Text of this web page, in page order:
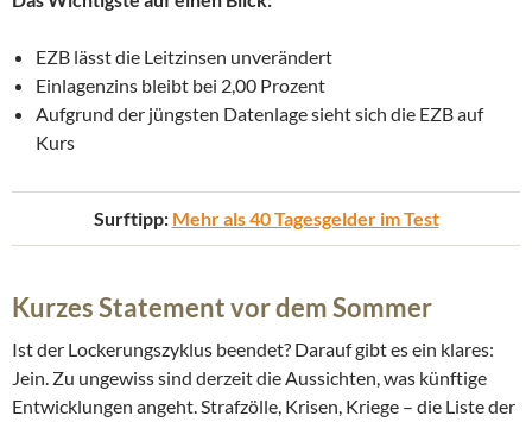
EZB lässt die Leitzinsen unverändert
Einlagenzins bleibt bei 2,00 Prozent
Aufgrund der jüngsten Datenlage sieht sich die EZB auf
Kurs
Surftipp: Mehr als 40 Tagesgelder im Test
Kurzes Statement vor dem Sommer
Ist der Lockerungszyklus beendet? Darauf gibt es ein klares:
Jein. Zu ungewiss sind derzeit die Aussichten, was künftige
Entwicklungen angeht. Strafzölle, Krisen, Kriege – die Liste der